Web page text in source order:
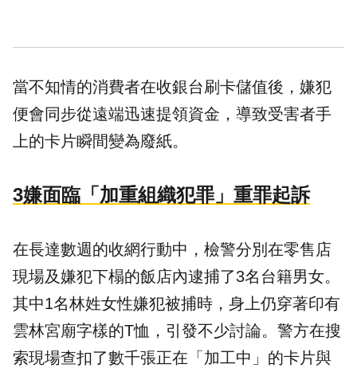
當不知情的消費者在收銀台刷卡儲值後，嫌犯
便會同步從遠端迅速提領資金，導致受害者手
上的卡片瞬間變為廢紙。
3嫌面臨「加重組織犯罪」重罪起訴
在長達數週的收網行動中，檢警分別在零售店
現場及嫌犯下榻的飯店內逮捕了3名台籍男女。
其中1名林姓女性嫌犯被捕時，身上仍穿著印有
雲林宮廟字樣的T恤，引發不少討論。警方在搜
索現場查扣了數千張正在「加工中」的卡片與